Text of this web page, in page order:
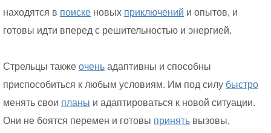
находятся в поиске новых приключений и опытов, и
готовы идти вперед с решительностью и энергией.
Стрельцы также очень адаптивны и способны
приспособиться к любым условиям. Им под силу быстро
менять свои планы и адаптироваться к новой ситуации.
Они не боятся перемен и готовы принять вызовы,